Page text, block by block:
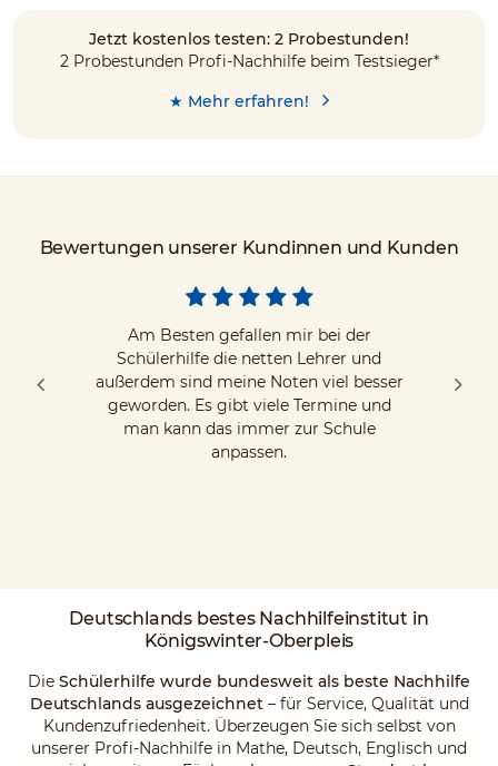
Jetzt kostenlos testen: 2 Probestunden!
2 Probestunden Profi-Nachhilfe beim Testsieger*
★ Mehr erfahren!
Bewertungen unserer Kundinnen und Kunden
Am Besten gefallen mir bei der
Schülerhilfe die netten Lehrer und
außerdem sind meine Noten viel besser
geworden. Es gibt viele Termine und
man kann das immer zur Schule
anpassen.
Deutschlands bestes Nachhilfeinstitut in
Königswinter-Oberpleis
Die Schülerhilfe wurde bundesweit als beste Nachhilfe
Deutschlands ausgezeichnet – für Service, Qualität und
Kundenzufriedenheit. Überzeugen Sie sich selbst von
unserer Profi-Nachhilfe in Mathe, Deutsch, Englisch und